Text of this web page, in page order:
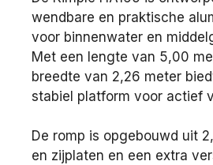
wendbare en praktische
voor binnenwater en
Met een lengte van 5,00
breedte van 2,26 meter
stabiel platform voor actief
De romp is opgebouwd uit
en zijplaten en een extra